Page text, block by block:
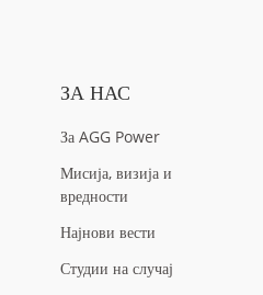
ЗА НАС
За AGG Power
Мисија, визија и
вредности
Најнови вести
Студии на случај